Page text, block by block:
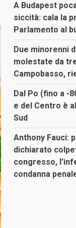
A Budapest
siccità: cala la
Parlamento al
Due minorenni
molestate da
Campobasso,
Dal Po (fino a -
e del Centro è
Sud
Anthony Fauci:
dichiarato
congresso,
condanna